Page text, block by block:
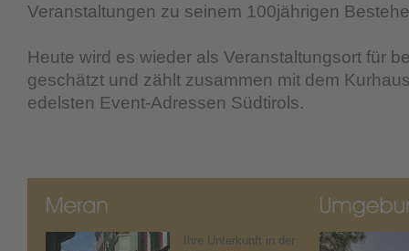
Veranstaltungen zu seinem 100jährigen
Heute wird es wieder als Veranstaltungsort für
geschätzt und zählt zusammen mit dem
edelsten Event-Adressen Südtirols.
Ihre Unterkunft in der